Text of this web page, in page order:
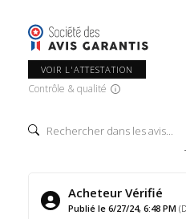
VOIR L'ATTESTATION
Contrôle & qualité
Acheteur Vérifié
Publié le 6/27/24, 6:48 PM